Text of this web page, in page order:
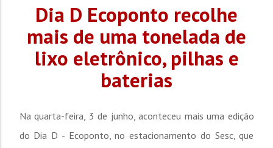
Dia D Ecoponto recolhe
mais de uma tonelada de
lixo eletrônico, pilhas e
baterias
Na quarta-feira, 3 de junho, aconteceu mais uma edição
do Dia D - Ecoponto, no estacionamento do Sesc, que